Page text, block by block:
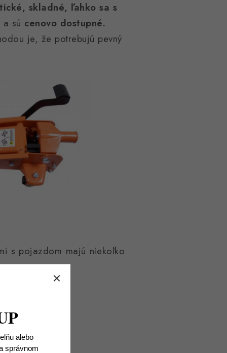
skladné, ľahko sa s
a sú cenovo dostupné.
je, že potrebujú pevný
s pojazdom majú niekoľko
alebo
správnom